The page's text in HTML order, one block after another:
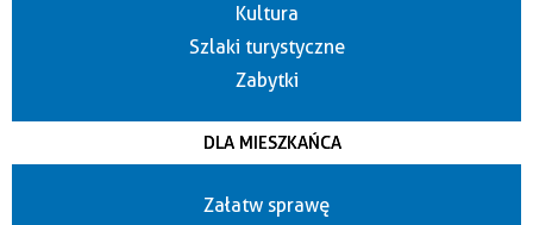
Kultura
Szlaki turystyczne
Zabytki
DLA MIESZKAŃCA
Załatw sprawę